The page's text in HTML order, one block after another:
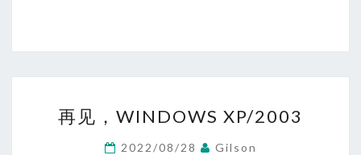
见，
WINDOWS
再见，WINDOWS XP/2003
2022/08/28 Gilson